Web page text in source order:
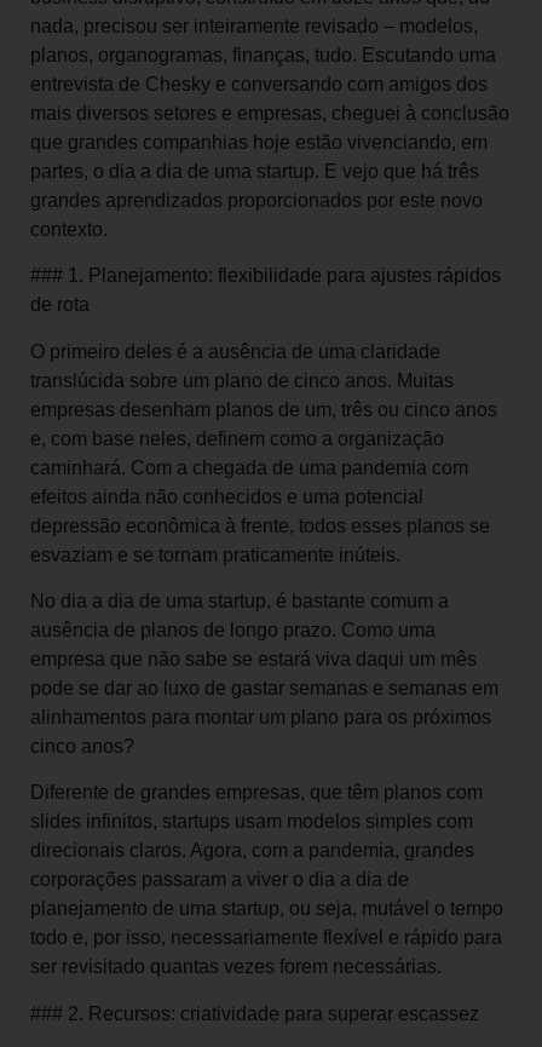
nada, precisou ser inteiramente revisado – modelos,
planos, organogramas, finanças, tudo. Escutando uma
entrevista de Chesky e conversando com amigos dos
mais diversos setores e empresas, cheguei à conclusão
que grandes companhias hoje estão vivenciando, em
partes, o dia a dia de uma startup. E vejo que há três
grandes aprendizados proporcionados por este novo
contexto.
### 1. Planejamento: flexibilidade para ajustes rápidos
de rota
O primeiro deles é a ausência de uma claridade
translúcida sobre um plano de cinco anos. Muitas
empresas desenham planos de um, três ou cinco anos
e, com base neles, definem como a organização
caminhará. Com a chegada de uma pandemia com
efeitos ainda não conhecidos e uma potencial
depressão econômica à frente, todos esses planos se
esvaziam e se tornam praticamente inúteis.
No dia a dia de uma startup, é bastante comum a
ausência de planos de longo prazo. Como uma
empresa que não sabe se estará viva daqui um mês
pode se dar ao luxo de gastar semanas e semanas em
alinhamentos para montar um plano para os próximos
cinco anos?
Diferente de grandes empresas, que têm planos com
slides infinitos, startups usam modelos simples com
direcionais claros. Agora, com a pandemia, grandes
corporações passaram a viver o dia a dia de
planejamento de uma startup, ou seja, mutável o tempo
todo e, por isso, necessariamente flexível e rápido para
ser revisitado quantas vezes forem necessárias.
### 2. Recursos: criatividade para superar escassez